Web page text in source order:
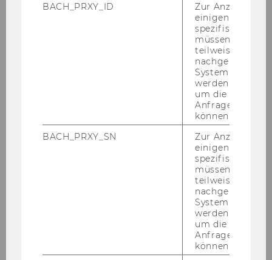
BACH_PRXY_ID
Zur Anzeige von
einigen WU-
spezifischen
müssen
teilweise von
nachgelagerten
System
werden.
um die Antwort
Anfrage
können.
BACH_PRXY_SN
Zur Anzeige von
einigen WU-
spezifischen
müssen
teilweise von
nachgelagerten
System
werden.
um die Antwort
Anfrage
können.